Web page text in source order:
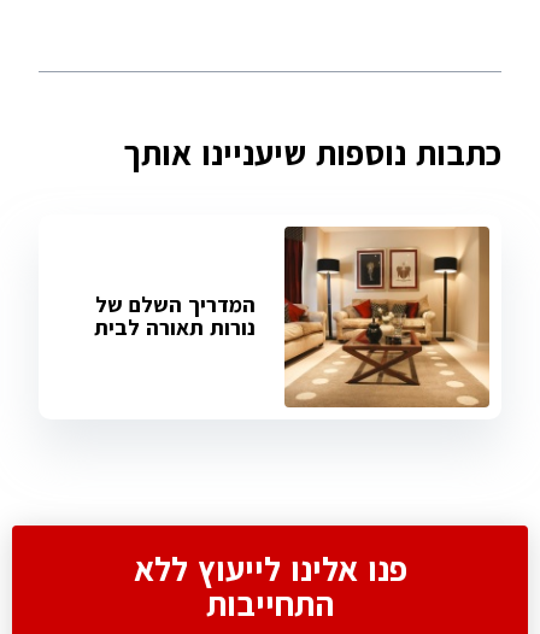
כתבות נוספות שיעניינו אותך
המדריך השלם של
נורות תאורה לבית
פנו אלינו לייעוץ ללא
התחייבות